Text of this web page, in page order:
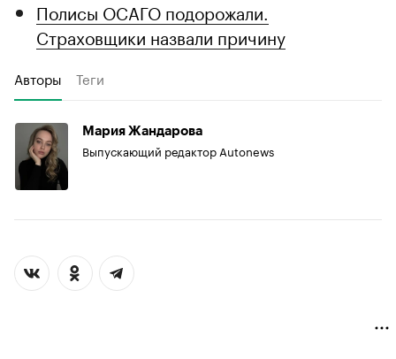
Полисы ОСАГО подорожали.
Страховщики назвали причину
Авторы Теги
Мария Жандарова
Выпускающий редактор Autonews